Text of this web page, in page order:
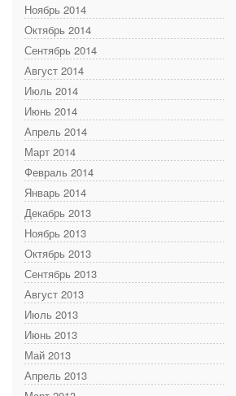
Ноябрь 2014
Октябрь 2014
Сентябрь 2014
Август 2014
Июль 2014
Июнь 2014
Апрель 2014
Март 2014
Февраль 2014
Январь 2014
Декабрь 2013
Ноябрь 2013
Октябрь 2013
Сентябрь 2013
Август 2013
Июль 2013
Июнь 2013
Май 2013
Апрель 2013